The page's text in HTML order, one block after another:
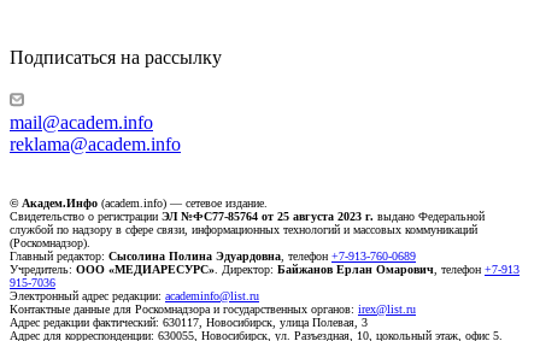
Подписаться на рассылку
mail@academ.info
reklama@academ.info
© Академ.Инфо (academ.info) — сетевое издание.
Свидетельство о регистрации ЭЛ №ФС77-85764 от 25 августа 2023 г. выдано Федеральной
службой по надзору в сфере связи, информационных технологий и массовых коммуникаций
(Роскомнадзор).
Главный редактор: Сысолина Полина Эдуардовна , телефон +7-913-760-0689
Учредитель: ООО «МЕДИАРЕСУРС» . Директор: Байжанов Ерлан Омарович , телефон +7-913
915-7036
Электронный адрес редакции: academinfo@list.ru
Контактные данные для Роскомнадзора и государственных органов: irex@list.ru
Адрес редакции фактический: 630117, Новосибирск, улица Полевая, 3
Адрес для корреспонденции: 630055, Новосибирск, ул. Разъездная, 10, цокольный этаж, офис 5.